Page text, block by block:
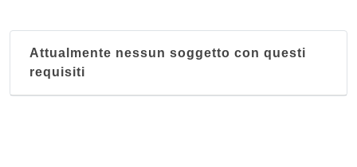
Attualmente nessun soggetto con questi
requisiti